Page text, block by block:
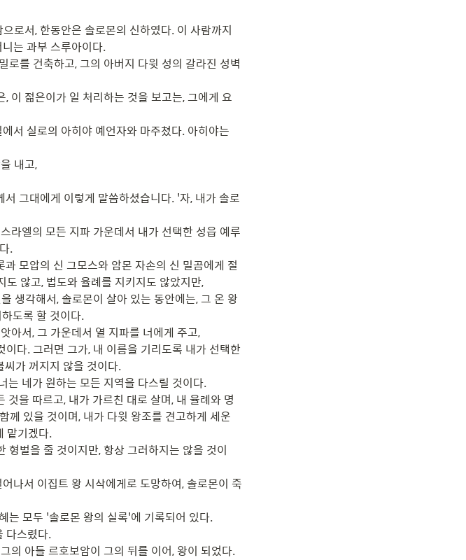
로서, 한동안은 솔로몬의 신하였다. 이 사람까지
는 과부 스루아이다.
를 건축하고, 그의 아버지 다윗 성의 갈라진 성벽
이 젊은이가 일 처리하는 것을 보고는, 그에게 요
서 실로의 아히야 예언자와 마주쳤다. 아히야는
내고,
그대에게 이렇게 말씀하셨습니다. '자, 내가 솔로
라엘의 모든 지파 가운데서 내가 선택한 성읍 예루
.
모압의 신 그모스와 암몬 자손의 신 밀곰에게 절
않고, 법도와 율례를 지키지도 않았지만,
생각해서, 솔로몬이 살아 있는 동안에는, 그 온 왕
도록 할 것이다.
아서, 그 가운데서 열 지파를 너에게 주고,
다. 그러면 그가, 내 이름을 기리도록 내가 선택한
가 꺼지지 않을 것이다.
는 네가 원하는 모든 지역을 다스릴 것이다.
을 따르고, 내가 가르친 대로 살며, 내 율례와 명
께 있을 것이며, 내가 다윗 왕조를 견고하게 세운
맡기겠다.
벌을 줄 것이지만, 항상 그러하지는 않을 것이
나서 이집트 왕 시삭에게로 도망하여, 솔로몬이 죽
는 모두 '솔로몬 왕의 실록'에 기록되어 있다.
다스렸다.
의 아들 르호보암이 그의 뒤를 이어, 왕이 되었다.